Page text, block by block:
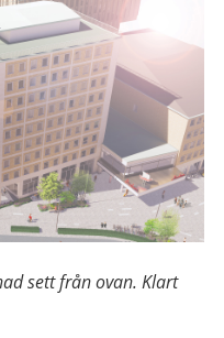
sett från ovan. Klart